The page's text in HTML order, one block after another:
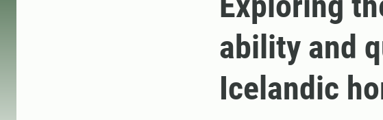
ability and
Icelandic